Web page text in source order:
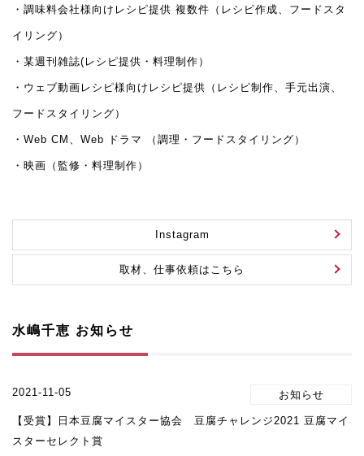
・調味料会社様向けレシピ提供 複数件（レシピ作成、フードスタ
イリング）
・某週刊雑誌(レシピ提供・料理制作）
・ウェブ動画レシピ様向けレシピ提供（レシピ制作、手元出演、
フードスタイリング）
・Web CM、Web ドラマ （調理・フードスタイリング）
・映画（監修・料理制作）
Instagram
取材、仕事依頼はこちら
水嶋千恵 お知らせ
2021-11-05
【受賞】日本豆腐マイスター協会 豆腐チャレンジ2021 豆腐マイ
スターセレクト賞